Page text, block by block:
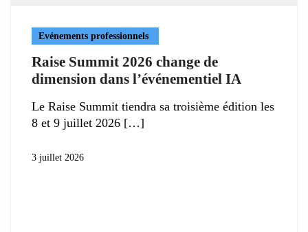
Evénements professionnels
Raise Summit 2026 change de
dimension dans l’événementiel IA
Le Raise Summit tiendra sa troisième édition les
8 et 9 juillet 2026
3 juillet 2026